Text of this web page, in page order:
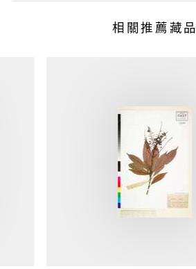
相關推薦藏品